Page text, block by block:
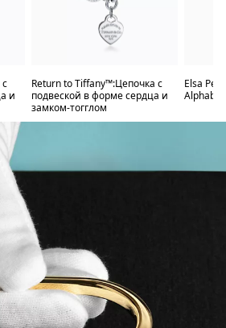
и
Return to Tiffany™:Цепочка с
подвеской в форме сердца и
замком-тогглом
Elsa